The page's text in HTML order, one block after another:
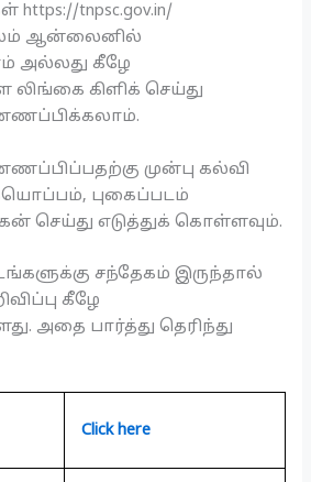
tnpsc.gov.in/
ஆன்லைனில்
அல்லது கீழே
லிங்கை கிளிக் செய்து
முன்பு கல்வி
புகைப்படம்
செய்து எடுத்துக் கொள்ளவும்.
சந்தேகம் இருந்தால்
கீழே
அதை பார்த்து தெரிந்து
Click here